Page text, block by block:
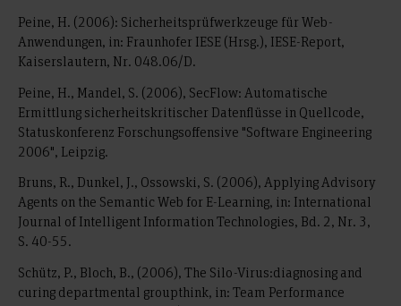
Peine, H. (2006): Sicherheitsprüfwerkzeuge für Web-
Anwendungen, in: Fraunhofer IESE (Hrsg.), IESE-Report,
Kaiserslautern, Nr. 048.06/D.
Peine, H., Mandel, S. (2006), SecFlow: Automatische
Ermittlung sicherheitskritischer Datenflüsse in Quellcode,
Statuskonferenz Forschungsoffensive "Software Engineering
2006", Leipzig.
Bruns, R., Dunkel, J., Ossowski, S. (2006), Applying Advisory
Agents on the Semantic Web for E-Learning, in: International
Journal of Intelligent Information Technologies, Bd. 2, Nr. 3,
S. 40-55.
Schütz, P., Bloch, B., (2006), The Silo-Virus:diagnosing and
curing departmental groupthink, in: Team Performance